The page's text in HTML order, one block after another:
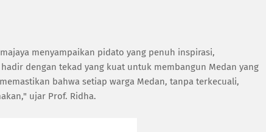
menyampaikan pidato yang penuh inspirasi,
dengan tekad yang kuat untuk membangun Medan yang
bahwa setiap warga Medan, tanpa terkecuali,
ujar Prof. Ridha.